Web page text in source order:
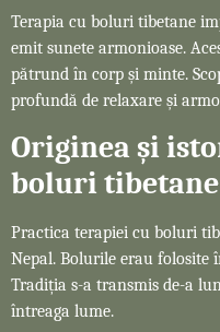
Terapia cu boluri tibetane
emit sunete armonioase.
pătrund în corp și minte.
profundă de relaxare și
Originea și
boluri tibetane
Practica terapiei cu boluri
Nepal. Bolurile erau
Tradiția s-a transmis de-a
întreaga lume.